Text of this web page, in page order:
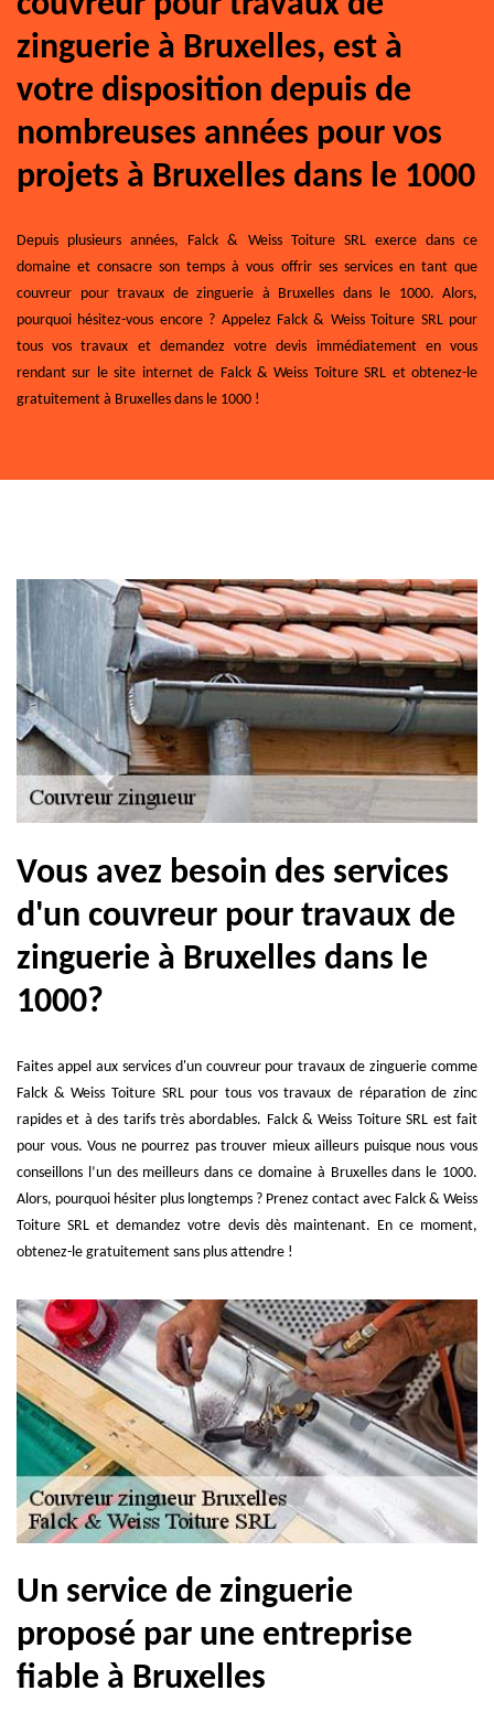
zinguerie à Bruxelles, est à
votre disposition depuis de
nombreuses années pour vos
projets à Bruxelles dans le 1000
Depuis plusieurs années, Falck & Weiss Toiture SRL exerce dans ce
domaine et consacre son temps à vous offrir ses services en tant que
couvreur pour travaux de zinguerie à Bruxelles dans le 1000. Alors,
pourquoi hésitez-vous encore ? Appelez Falck & Weiss Toiture SRL pour
tous vos travaux et demandez votre devis immédiatement en vous
rendant sur le site internet de Falck & Weiss Toiture SRL et obtenez-le
gratuitement à Bruxelles dans le 1000 !
Vous avez besoin des services
d'un couvreur pour travaux de
zinguerie à Bruxelles dans le
1000?
Faites appel aux services d'un couvreur pour travaux de zinguerie comme
Falck & Weiss Toiture SRL pour tous vos travaux de réparation de zinc
rapides et à des tarifs très abordables. Falck & Weiss Toiture SRL est fait
pour vous. Vous ne pourrez pas trouver mieux ailleurs puisque nous vous
conseillons l’un des meilleurs dans ce domaine à Bruxelles dans le 1000.
Alors, pourquoi hésiter plus longtemps ? Prenez contact avec Falck & Weiss
Toiture SRL et demandez votre devis dès maintenant. En ce moment,
obtenez-le gratuitement sans plus attendre !
Un service de zinguerie
proposé par une entreprise
fiable à Bruxelles